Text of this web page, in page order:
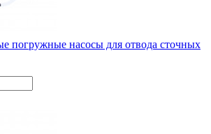
погружные насосы для отвода сточных